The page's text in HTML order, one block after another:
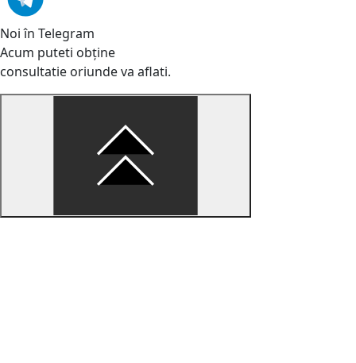
Noi în Telegram
Acum puteti obține
consultatie oriunde va aflati.